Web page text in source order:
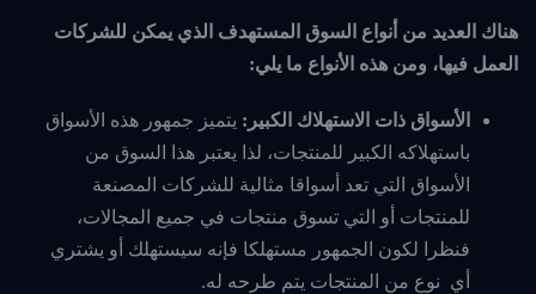
هناك العديد من أنواع السوق المستهدف الذي يمكن للشركات
العمل فيها، ومن هذه الأنواع ما يلي:
الأسواق ذات الاستهلاك الكبير: يتميز جمهور هذه الأسواق
باستهلاكه الكبير للمنتجات، لذا يعتبر هذا السوق من
الأسواق التي تعد أسواقا مثالية للشركات المصنعة
للمنتجات أو التي تسوق منتجات في جميع المجالات،
فنظرا لكون الجمهور مستهلكا فإنه سيستهلك أو يشتري
أي نوع من المنتجات يتم طرحه له.